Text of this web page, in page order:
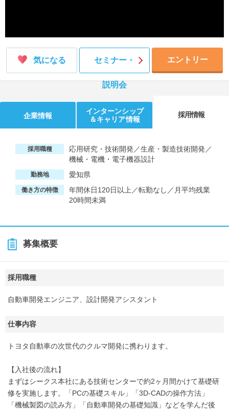
気になる セミナー・
説明会
エントリー
企業情報
インターンシップ
＆キャリア情報
採用情報
採用職種
応用研究・技術開発／生産・製造技術開発／
機械・電機・電子機器設計
勤務地 愛知県
働き方の特徴
年間休日120日以上／転勤なし／月平均残業
20時間未満
募集概要
採用職種
自動車開発エンジニア、設計開発アシスタント
仕事内容
トヨタ自動車の次世代のクルマ開発に携わります。
【入社後の流れ】
まずはシークス本社にある技術センターで約2ヶ月間かけて基礎研
修を実施します。「PCの基礎スキル」「3D-CADの操作方法」
「機械製図の読み方」「自動車開発の基礎知識」などを学んだ後